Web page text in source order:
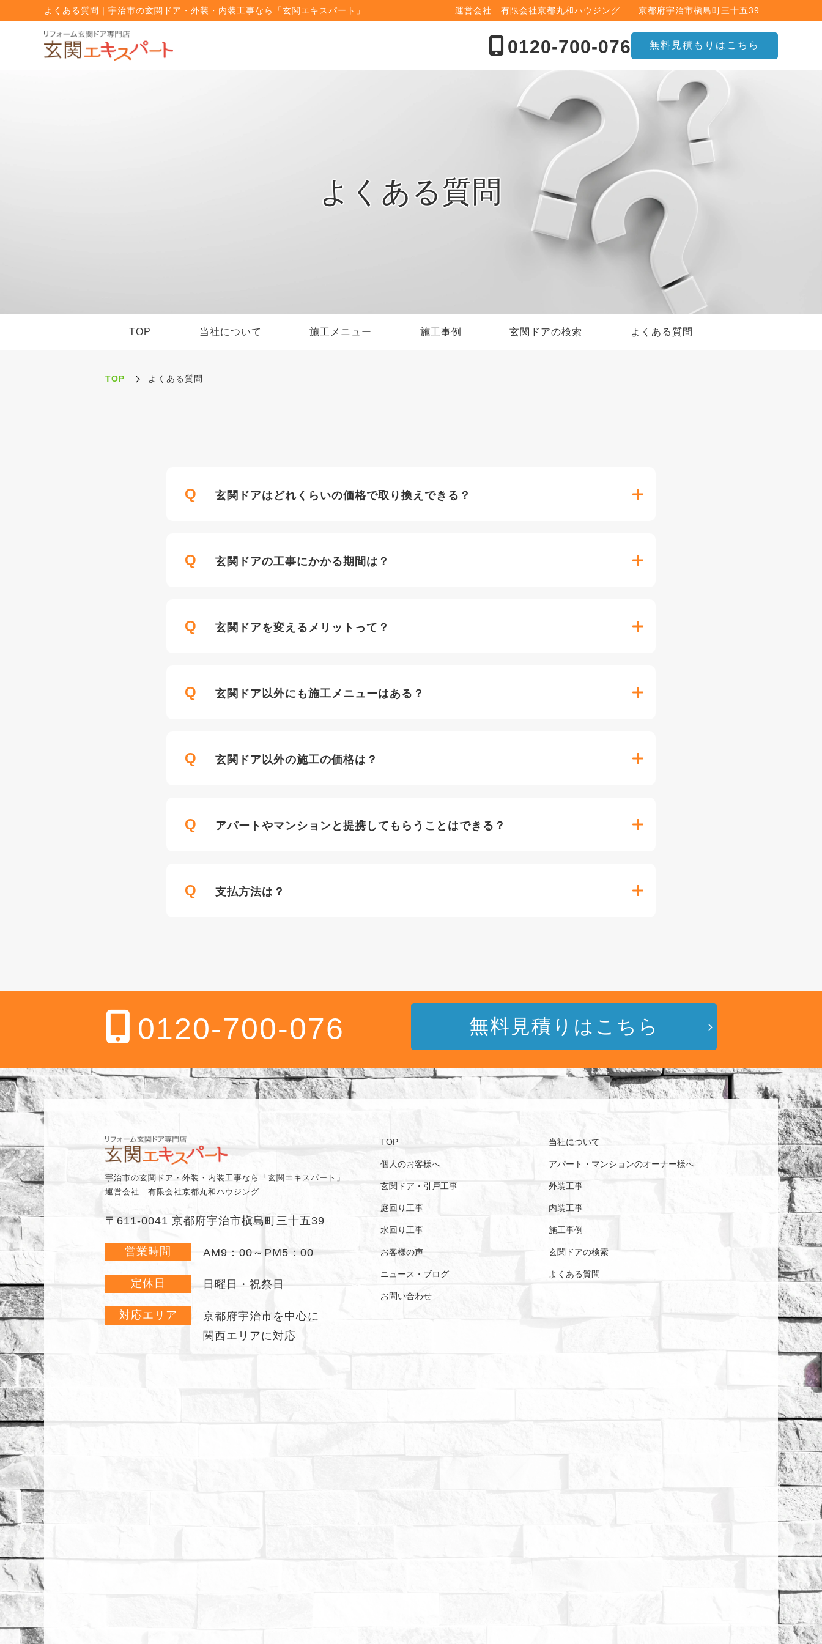
よくある質問｜宇治市の玄関ドア・外装・内装工事なら「玄関エキスパート」 運営会社 有限会社京都丸和ハウジング 京都府宇治市槇島町三十五39
0120-700-076 無料見積もりはこちら
よくある質問
TOP 当社について 施工メニュー 施工事例 玄関ドアの検索 よくある質問
TOP よくある質問
Q 玄関ドアはどれくらいの価格で取り換えできる？
Q 玄関ドアの工事にかかる期間は？
Q 玄関ドアを変えるメリットって？
Q 玄関ドア以外にも施工メニューはある？
Q 玄関ドア以外の施工の価格は？
Q アパートやマンションと提携してもらうことはできる？
Q 支払方法は？
0120-700-076 無料見積りはこちら
宇治市の玄関ドア・外装・内装工事なら「玄関エキスパート」
運営会社 有限会社京都丸和ハウジング
〒611-0041 京都府宇治市槇島町三十五39
営業時間 AM9：00～PM5：00
定休日 日曜日・祝祭日
対応エリア
京都府宇治市を中心に
関西エリアに対応
TOP 当社について
個人のお客様へ アパート・マンションのオーナー様へ
玄関ドア・引戸工事 外装工事
庭回り工事 内装工事
水回り工事 施工事例
お客様の声 玄関ドアの検索
ニュース・ブログ よくある質問
お問い合わせ